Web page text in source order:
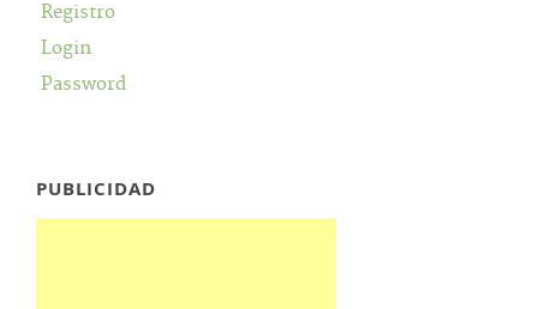
Registro
Login
Password
PUBLICIDAD